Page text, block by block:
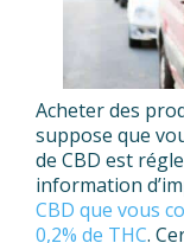
Acheter des
suppose que
de CBD est
information
CBD que vous
0,2% de THC.